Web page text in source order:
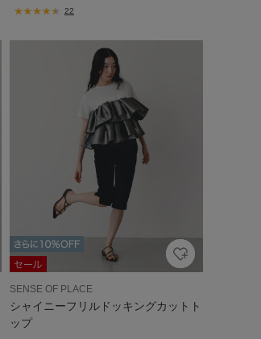
22
SENSE OF PLACE
シャイニーフリルドッキングカットト
ップ